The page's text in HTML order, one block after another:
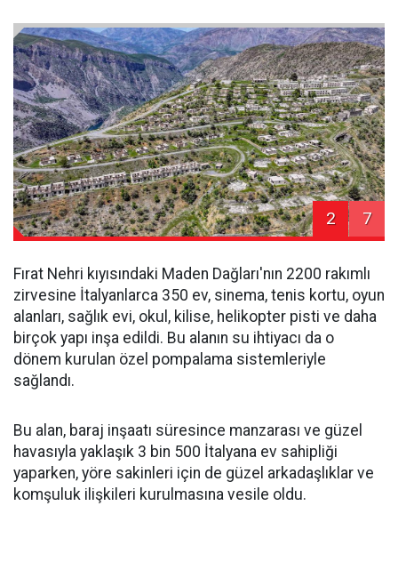
2 7
Fırat Nehri kıyısındaki Maden Dağları'nın 2200 rakımlı
zirvesine İtalyanlarca 350 ev, sinema, tenis kortu, oyun
alanları, sağlık evi, okul, kilise, helikopter pisti ve daha
birçok yapı inşa edildi. Bu alanın su ihtiyacı da o
dönem kurulan özel pompalama sistemleriyle
sağlandı.
Bu alan, baraj inşaatı süresince manzarası ve güzel
havasıyla yaklaşık 3 bin 500 İtalyana ev sahipliği
yaparken, yöre sakinleri için de güzel arkadaşlıklar ve
komşuluk ilişkileri kurulmasına vesile oldu.